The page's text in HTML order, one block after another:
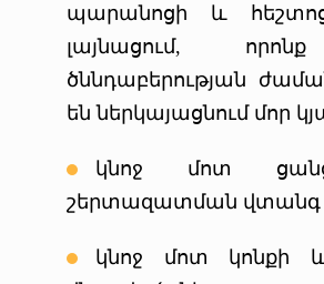
պարանոցի և
լայնացում,
ծննդաբերության
են ներկայացնում մոր
կնոջ մոտ
շերտազատման վտանգ
կնոջ մոտ կոնքի